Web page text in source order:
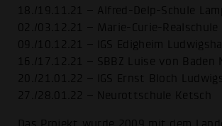
18./19.11.21 – Alfred-Delp-Schule
02./03.12.21 – Marie-Curie-Realschule
09./10.12.21 – IGS Edigheim
16./17.12.21 – SBBZ Luise von Baden
20./21.01.22 – IGS Ernst Bloch
27./28.01.22 – Neurottschule Ketsch